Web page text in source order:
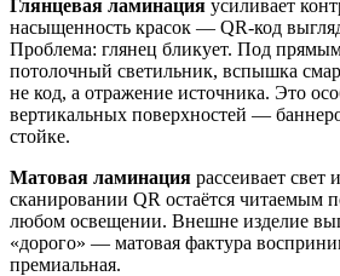
Глянцевая ламинация усиливает
насыщенность красок — QR-код
Проблема: глянец бликует. Под
потолочный светильник, вспышка
не код, а отражение источника. Это
вертикальных поверхностей —
стойке.
Матовая ламинация рассеивает свет
сканировании QR остаётся читаемым
любом освещении. Внешне изделие
«дорого» — матовая фактура
премиальная.